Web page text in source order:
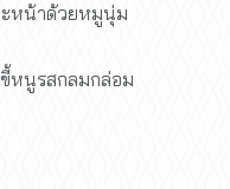
ะหน้าด้วยหมูนุ่ม
หนูรสกลมกล่อม